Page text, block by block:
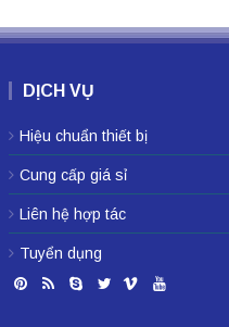
DỊCH VỤ
Hiệu chuẩn thiết bị
Cung cấp giá sỉ
Liên hệ hợp tác
Tuyển dụng